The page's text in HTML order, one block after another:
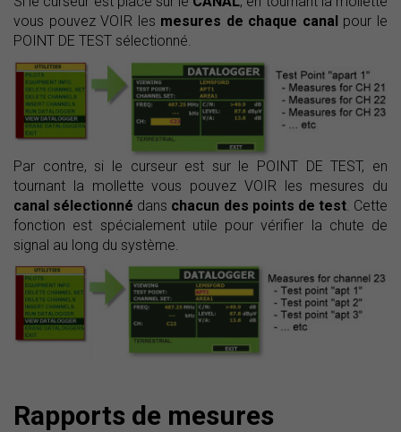
vous pouvez VOIR les mesures de chaque canal pour le
POINT DE TEST sélectionné.
Par contre, si le curseur est sur le POINT DE TEST, en
tournant la mollette vous pouvez VOIR les mesures du
canal sélectionné dans chacun des points de test. Cette
fonction est spécialement utile pour vérifier la chute de
signal au long du système.
Rapports de mesures